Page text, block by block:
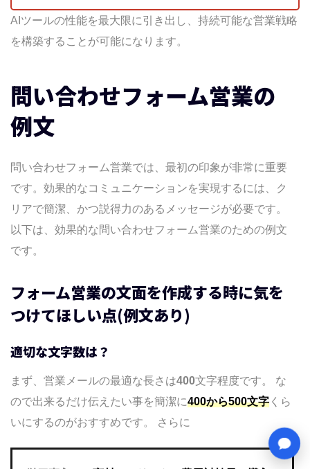
AIツールの性能を最大限に引き出し、持続可能な営業戦略
を構築することが可能になります。
問い合わせフォーム営業の
例文
問い合わせフォーム営業では、最初の印象が非常に重要
です。効果的なコミュニケーションを実現するには、ク
リアで簡潔、かつ説得力のあるメッセージが必要です。
以下は、効果的な問い合わせフォーム営業のための例文
です。
フォーム営業の文面を作成する時に気を
つけてほしい点(例文あり)
適切な文字数は？
まず、営業メールの最適な長さは400文字程度です。 な
ので出来るだけ伝えたい事を簡潔に400から500文字 くら
いにするのがおすすめです。 さらに